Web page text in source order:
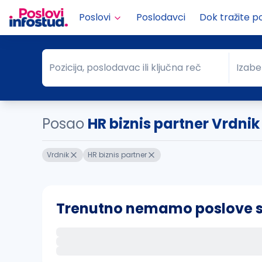
Poslovi Poslodavci Dok tražite
Pozicija, poslodavac ili ključna reč
Pozicija, poslodavac ili ključna reč Grad
Posao HR biznis partner Vrdnik
Vrdnik HR biznis partner
Trenutno nemamo poslove